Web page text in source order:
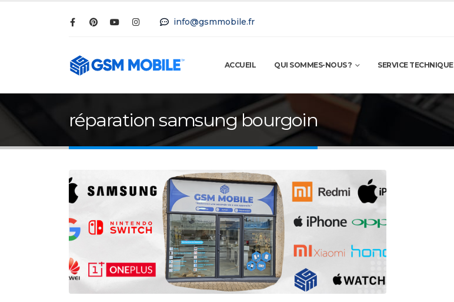
info@gsmmobile.fr
ACCUEIL QUI SOMMES-NOUS ? SERVICE TECHNIQUE
réparation samsung bourgoin